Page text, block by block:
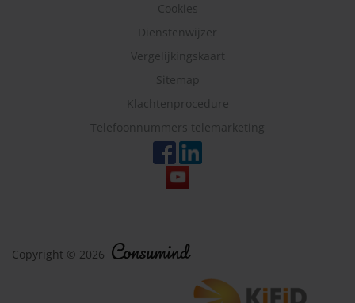
Cookies
Dienstenwijzer
Vergelijkingskaart
Sitemap
Klachtenprocedure
Telefoonnummers telemarketing
Copyright © 2026